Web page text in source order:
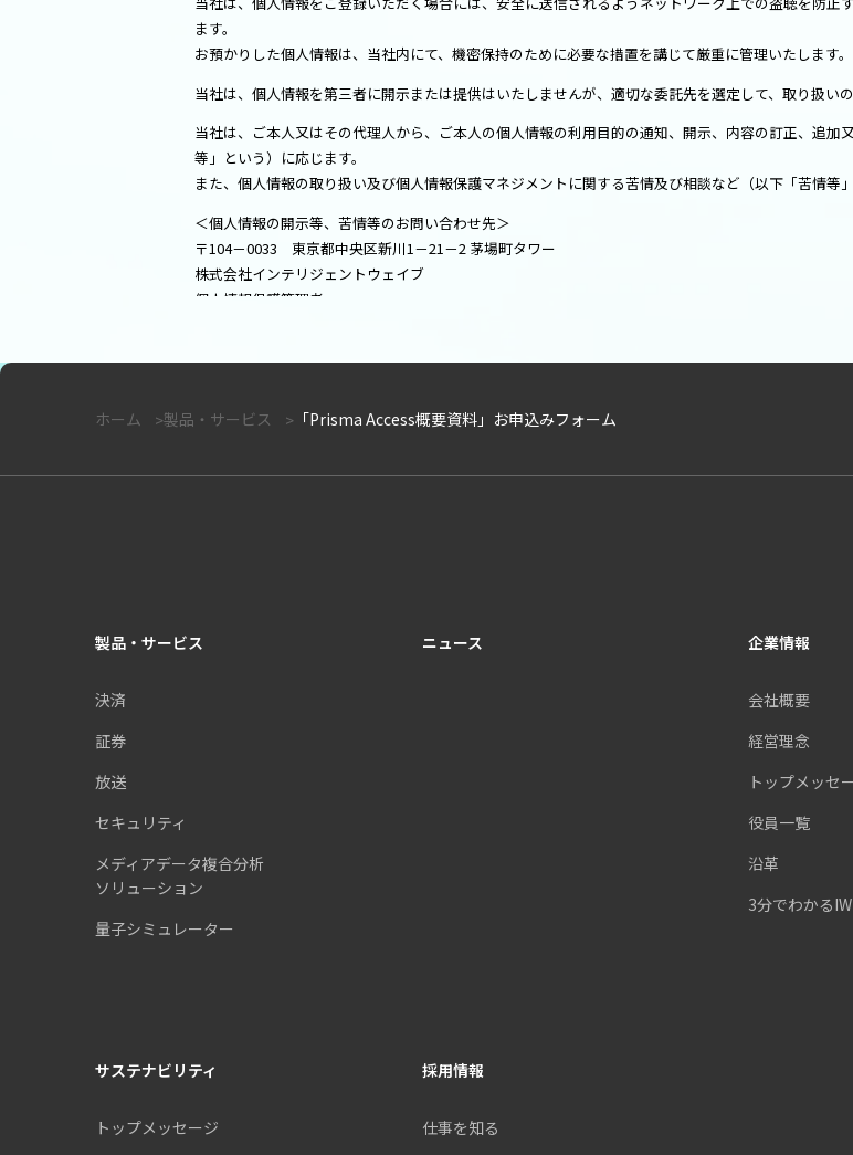
ます。
お預かりした個人情報は、当社内にて、機密保持のために必要な措置を講じて厳重に管理いたします。
当社は、個人情報を第三者に開示または提供はいたしませんが、適切な委託先を選定して、取り扱い
当社は、ご本人又はその代理人から、ご本人の個人情報の利用目的の通知、開示、内容の訂正、追
等」という）に応じます。
また、個人情報の取り扱い及び個人情報保護マネジメントに関する苦情及び相談など（以下「苦情等
＜個人情報の開示等、苦情等のお問い合わせ先＞
〒104－0033 東京都中央区新川1－21－2 茅場町タワー
株式会社インテリジェントウェイブ
個人情報保護管理者
プライバシーポリシー（リンク先）
ホーム 製品・サービス 「Prisma Access概要資料」お申込みフォーム
製品・サービス
決済
証券
放送
セキュリティ
メディアデータ複合分析
ソリューション
量子シミュレーター
ニュース 企業情報
会社概要
経営理念
トップメッセ
役員一覧
沿革
3分でわかる
サステナビリティ
トップメッセージ
採用情報
仕事を知る